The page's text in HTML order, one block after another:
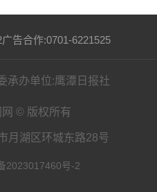
广告合作:0701-6221525
承办单位:鹰潭日报社
© 版权所有
月湖区环城东路28号
2023017460号-2